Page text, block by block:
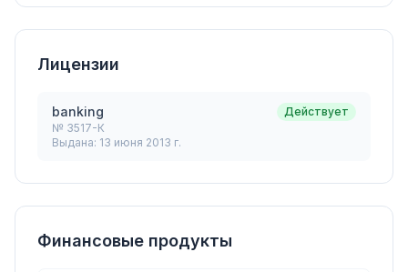
Лицензии
banking
№ 3517-К
Выдана: 13 июня 2013 г.
Действует
Финансовые продукты